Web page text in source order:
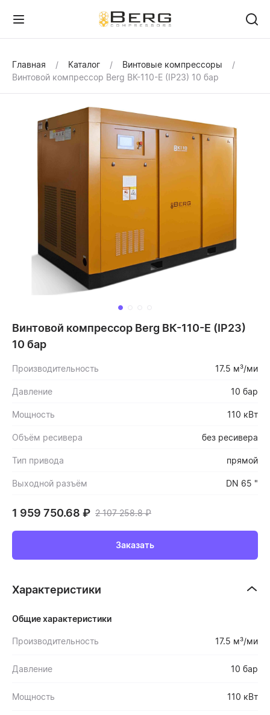
Главная Каталог
Винтовые компрессоры
Винтовой компрессор Berg ВК-110-Е (IP23) 10 бар
Винтовой компрессор Berg ВК-110-Е (IP23)
10 бар
Производительность 17.5 м³/ми
Давление 10 бар
Мощность 110 кВт
Объём ресивера без ресивера
Тип привода прямой
Выходной разъём DN 65 "
1 959 750.68 ₽ 2 107 258.8₽
Заказать
Характеристики
Общие характеристики
Производительность 17.5 м³/ми
Давление 10 бар
Мощность 110 кВт